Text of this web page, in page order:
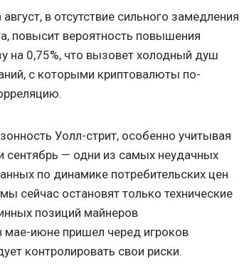
в отсутствие сильного замедления
повысит вероятность повышения
на 0,75%, что вызовет холодный душ
с которыми криптовалюты по-
Уолл-стрит, особенно учитывая
сентябрь — одни из самых неудачных
по динамике потребительских цен
сейчас остановят только технические
позиций майнеров
мае-июне пришел черед игроков
контролировать свои риски.